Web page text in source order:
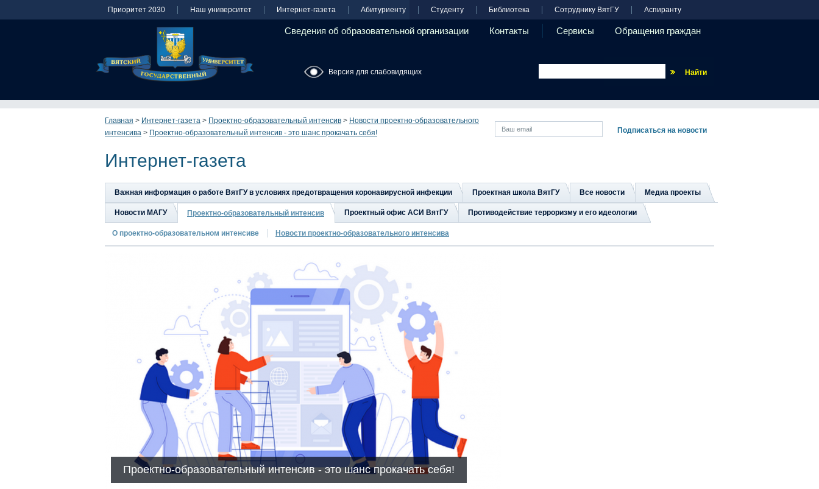
Приоритет 2030 Наш университет Интернет-газета Абитуриенту Студенту Библиотека Сотруднику ВятГУ Аспиранту
Сведения об образовательной организации Контакты Сервисы Обращения граждан
Версия для слабовидящих
Главная > Интернет-газета > Проектно-образовательный интенсив > Новости проектно-образовательного
интенсива > Проектно-образовательный интенсив - это шанс прокачать себя!
Интернет-газета
Важная информация о работе ВятГУ в условиях предотвращения коронавирусной инфекции Проектная школа ВятГУ Все новости Медиа проекты
Новости МАГУ Проектно-образовательный интенсив Проектный офис АСИ ВятГУ Противодействие терроризму и его идеологии
О проектно-образовательном интенсиве Новости проектно-образовательного интенсива
Проектно-образовательный интенсив - это шанс прокачать себя!